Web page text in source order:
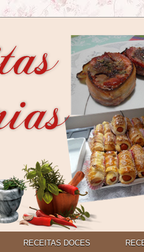
RECEITAS DOCES